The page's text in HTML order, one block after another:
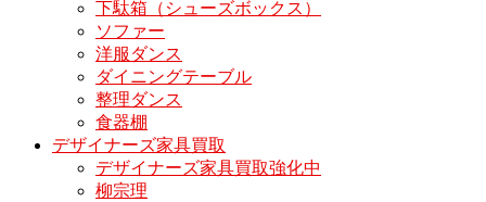
下駄箱（シューズボックス）
ソファー
洋服ダンス
ダイニングテーブル
整理ダンス
食器棚
デザイナーズ家具買取
デザイナーズ家具買取強化中
柳宗理